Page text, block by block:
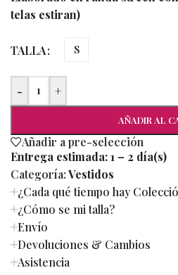
telas estiran)
TALLA S
- +
AÑADIR AL
Añadir a pre-selección
Entrega estimada:1 – 2 día(s)
Categoría:Vestidos
¿Cada qué tiempo hay
¿Cómo se mi talla?
Envío
Devoluciones & Cambios
Asistencia